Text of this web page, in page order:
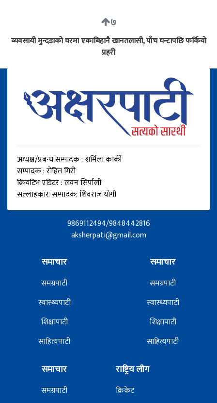
७
व्यवसायी मुन्दडाको घरमा एकाबिहानै खानतलासी, पाँच घन्टापछि फर्कियो
प्रहरी
अध्यक्ष/प्रबन्ध सम्पादक : शर्मिला कार्की
सम्पादक : रोहित गिरी
क्रियटिभ एडिटर : लवन सिर्पाली
सल्लाहकार-सम्पादक: शिवराज योगी
9869112494/9848442816
aksherpati@gmail.com
समाचार
समग्रपाटी
स्वास्थ्यपाटी
शिक्षापाटी
साहित्यपाटी
समाचार
समग्रपाटी
स्वास्थ्यपाटी
शिक्षापाटी
साहित्यपाटी
समाचार
समग्रपाटी
राष्ट्रिय लीग
क्रिकेट